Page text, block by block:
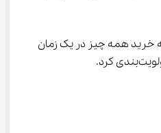
خرید همه چیز در یک زمان
کرد.